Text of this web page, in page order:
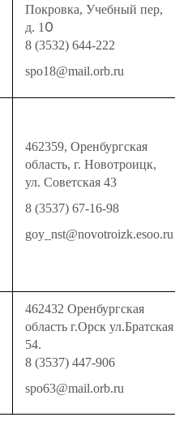
Покровка, Учебный пер,
д. 1 0
8 (3532) 644-222
spo18@mail.orb.ru
462359, Оренбургская
область, г. Новотроицк,
ул. Советская 43
8 (3537) 67-16-98
goy_nst@novotroizk.esoo.ru
462432 Оренбургская
область г.Орск ул.Братская
54.
8 (3537) 447-906
spо63@mail.оrb.ru